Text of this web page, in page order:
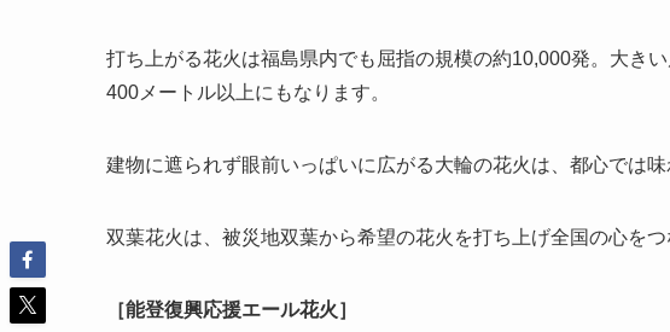
打ち上がる花火は福島県内でも屈指の規模の約10,000発。大き
400メートル以上にもなります。
建物に遮られず眼前いっぱいに広がる大輪の花火は、都心では
双葉花火は、被災地双葉から希望の花火を打ち上げ全国の心をつ
［能登復興応援エール花火］